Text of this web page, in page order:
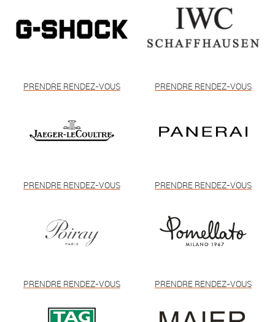
PRENDRE RENDEZ-VOUS PRENDRE RENDEZ-VOUS
PRENDRE RENDEZ-VOUS PRENDRE RENDEZ-VOUS
PRENDRE RENDEZ-VOUS PRENDRE RENDEZ-VOUS